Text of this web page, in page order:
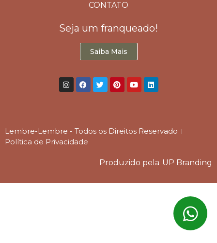
CONTATO
Seja um franqueado!
Saiba Mais
Lembre-Lembre - Todos os Direitos Reservado
Política de Privacidade
Produzido pela UP Branding